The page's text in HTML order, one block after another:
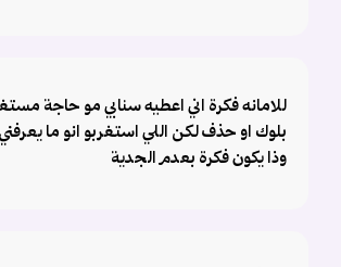
للامانه فكرة اني اعطيه سنابي مو حاجة
بلوك او حذف لكن اللي استغربو انو ما
وذا يكون فكرة بعدم الجدية